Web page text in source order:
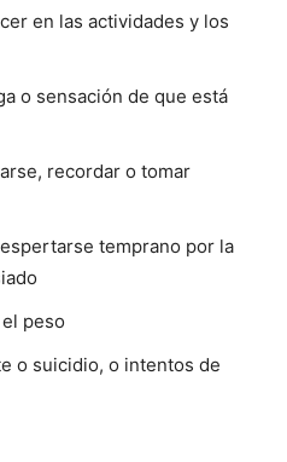
en las actividades y los
o sensación de que está
recordar o tomar
temprano por la
peso
o suicidio, o intentos de